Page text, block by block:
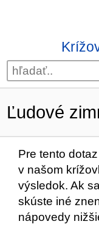
Ľudové
Pre tento dotaz
v našom
výsledok. Ak
skúste iné
nápovedy